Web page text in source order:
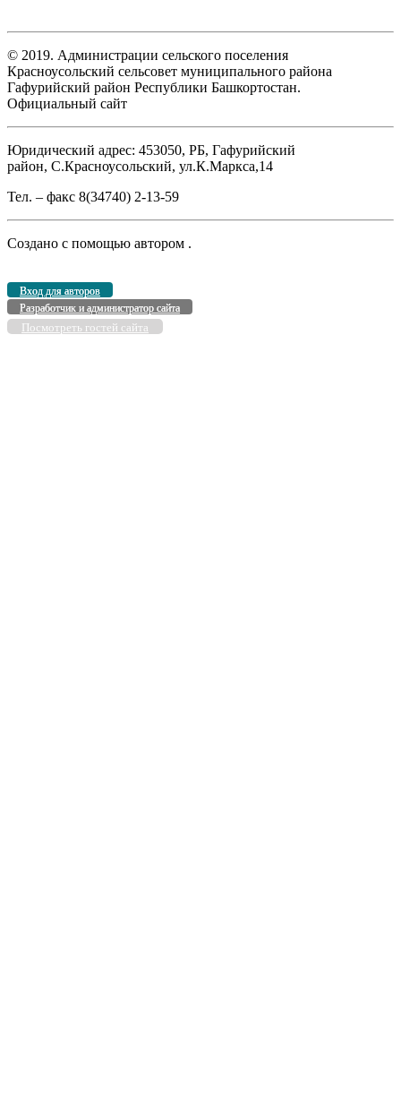
© 2019. Администрации сельского поселения
Красноусольский сельсовет муниципального района
Гафурийский район Республики Башкортостан.
Официальный сайт
Юридический адрес: 453050, РБ, Гафурийский
район, С.Красноусольский, ул.К.Маркса,14
Тел. – факс 8(34740) 2-13-59
Создано с помощью автором .
Вход для авторов
Разработчик и администратор сайта
Посмотреть гостей сайта